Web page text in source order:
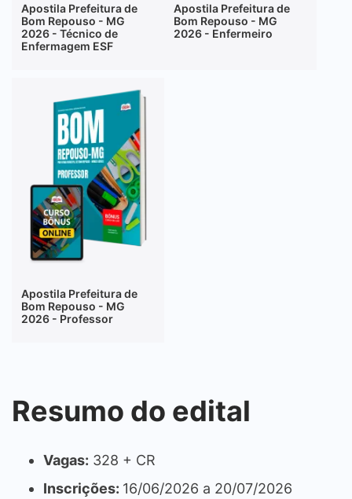
Apostila Prefeitura de
Bom Repouso - MG
2026 - Técnico de
Enfermagem ESF
Apostila Prefeitura de
Bom Repouso - MG
2026 - Enfermeiro
Apostila Prefeitura de
Bom Repouso - MG
2026 - Professor
Resumo do edital
Vagas: 328 + CR
Inscrições: 16/06/2026 a 20/07/2026